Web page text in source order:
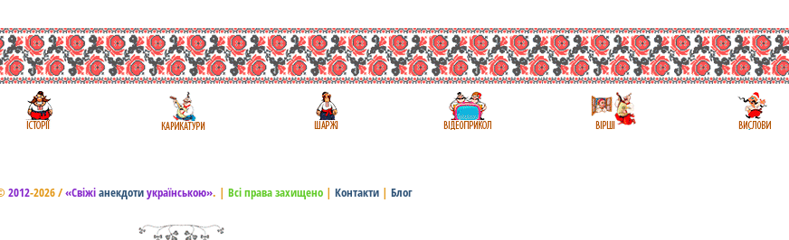
2012-2026 /«Свіжіанекдотиукраїнською». | Всі права захищено | Контакти | Блог